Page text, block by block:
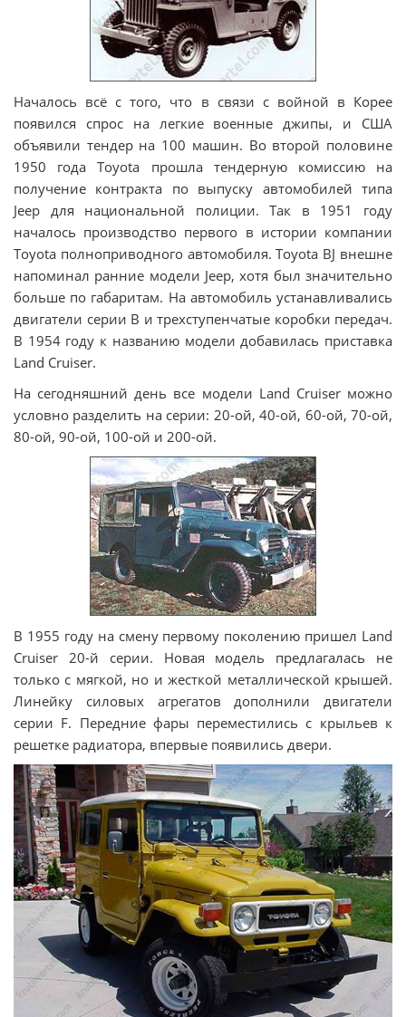
Началось всё с того, что в связи с войной в Корее
появился спрос на легкие военные джипы, и США
объявили тендер на 100 машин. Во второй половине
1950 года Toyota прошла тендерную комиссию на
получение контракта по выпуску автомобилей типа
Jeep для национальной полиции. Так в 1951 году
началось производство первого в истории компании
Toyota полноприводного автомобиля. Toyota BJ внешне
напоминал ранние модели Jeep, хотя был значительно
больше по габаритам. На автомобиль устанавливались
двигатели серии В и трехступенчатые коробки передач.
В 1954 году к названию модели добавилась приставка
Land Cruiser.
На сегодняшний день все модели Land Cruiser можно
условно разделить на серии: 20-ой, 40-ой, 60-ой, 70-ой,
80-ой, 90-ой, 100-ой и 200-ой.
В 1955 году на смену первому поколению пришел Land
Cruiser 20-й серии. Новая модель предлагалась не
только с мягкой, но и жесткой металлической крышей.
Линейку силовых агрегатов дополнили двигатели
серии F. Передние фары переместились с крыльев к
решетке радиатора, впервые появились двери.